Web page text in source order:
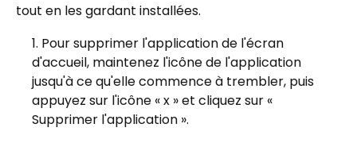
tout en les gardant installées.
Pour supprimer l'application de l'écran
d'accueil, maintenez l'icône de l'application
jusqu'à ce qu'elle commence à trembler, puis
appuyez sur l'icône « x » et cliquez sur «
Supprimer l'application ».